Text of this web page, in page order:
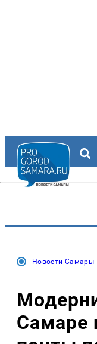
Новости Самары
Самаре